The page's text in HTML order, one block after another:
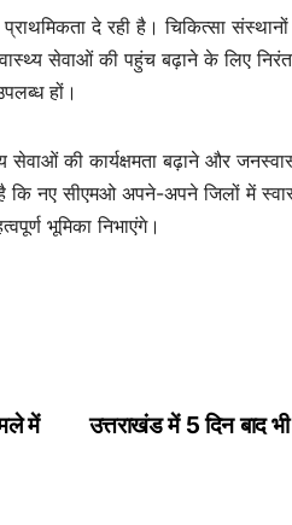
दे रही है। चिकित्सा
सेवाओं की पहुंच बढ़ाने के लिए
हों।
की कार्यक्षमता बढ़ाने और
है कि नए सीएमओ अपने-अपने जिलों में
भूमिका निभाएंगे।
उत्तराखंड में 5 दिन बाद
में